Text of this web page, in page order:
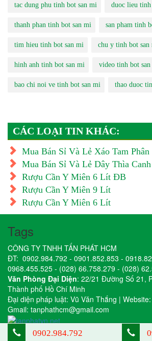
tac dung phu tinh bot san mi duoc lieu
thanh phan tinh bot san mi san pham tinh
tim hieu tinh bot san mi chu y tinh bot san
hinh anh tinh bot san mi video tinh bot
bao chi noi ve tinh bot san mi thao duoc
CÁC LOẠI TIN KHÁC:
Mua Bán Sỉ Và Lẻ Xáo Tam Phân
Mua Bán Sỉ Và Lẻ Dây Thìa
Rượu Cần Y Miên 6 Lít ĐB
Rượu Cần Y Miên 9 Lít
Rượu Cần Y Miên 6 Lít
Tags
CÔNG TY TNHH TẤN PHÁT HCM
ĐT: 0902.984.792 - 0901.852.853 -
0968.455.525 - (028) 66.758.279 - (028)
Văn Phòng Đại Diện: 22/21 Đường Số 21,
Thành phố Hồ Chí Minh
Đại diện pháp luật: Vũ Văn Thắng | Website:
Gmail: tanphathcm@gmail.com
0902.984.792